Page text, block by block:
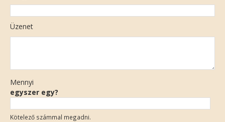
Üzenet
Mennyi
egyszer egy?
Kötelező számmal megadni.